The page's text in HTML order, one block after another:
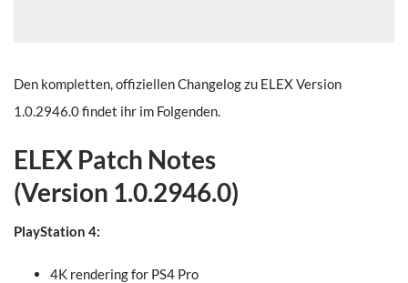
Den kompletten, offiziellen Changelog zu ELEX Version
1.0.2946.0 findet ihr im Folgenden.
ELEX Patch Notes
(Version 1.0.2946.0)
PlayStation 4:
4K rendering for PS4 Pro